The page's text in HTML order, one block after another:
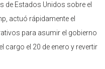
de Estados Unidos sobre el
actuó rápidamente el
para asumir el gobierno
cargo el 20 de enero y revertir